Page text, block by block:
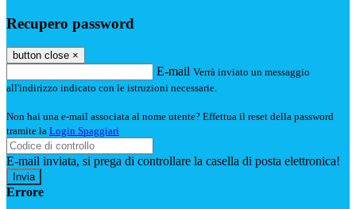
Recupero password
button close ×
E-mail Verrà inviato un messaggio
all'indirizzo indicato con le istruzioni necessarie.
Non hai una e-mail associata al nome utente? Effettua il reset della password
tramite la Login Spaggiari
E-mail inviata, si prega di controllare la casella di posta elettronica!
Errore